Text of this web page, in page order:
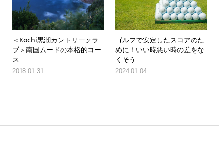
＜Kochi黒潮カントリークラ
ブ＞南国ムードの本格的コー
ス
2018.01.31
ゴルフで安定したスコアのた
めに！いい時悪い時の差をな
くそう
2024.01.04